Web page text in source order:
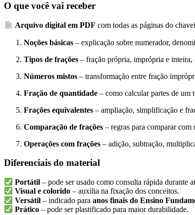
O que você vai receber
Arquivo digital em PDF com todas as páginas do
Noções básicas – explicação sobre numerador,
Tipos de frações – fração própria, imprópria e
Números mistos – transformação entre fração
Fração de quantidade – como calcular partes de um
Frações equivalentes – ampliação, simplificação e
Comparação de frações – regras para comparar
Operações com frações – adição, subtração,
Diferenciais do material
Portátil – pode ser usado como consulta rápida durante
Visual e colorido – auxilia na fixação dos conceitos.
Versátil – indicado paraanos finais do Ensino
Prático – pode ser plastificado para maior durabilidade.